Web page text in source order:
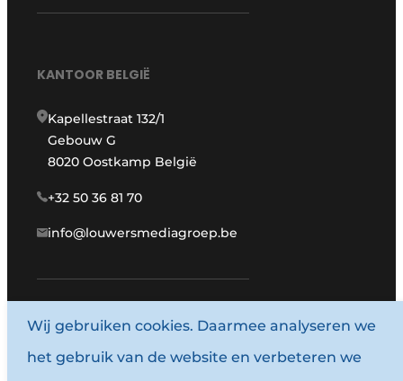
KANTOOR BELGIË
Kapellestraat 132/1
Gebouw G
8020 Oostkamp België
+32 50 36 81 70
info@louwersmediagroep.be
www.louwersmediagroep.com
© 1987 - 2026 Louwersmediagroep.
Wij gebruiken cookies. Daarmee analyseren we
het gebruik van de website en verbeteren we